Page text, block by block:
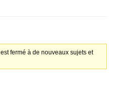
fermé à de nouveaux sujets et